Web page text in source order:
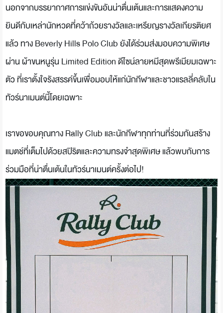
นอกจากบรรยากาศการแข่งขันอันน่าตื่นเต้นและการแสดงความ
ยินดีกับเหล่านักหวดที่คว้าถ้วยรางวัลและเหรียญรางวัลเกียรติยศ
แล้ว ทาง Beverly Hills Polo Club ยังได้ร่วมส่งมอบความพิเศษ
ผ่าน ผ้าขนหนูรุ่น Limited Edition ดีไซน์ลายหมีสุดพรีเมียมเฉพาะ
ตัว ที่เราตั้งใจรังสรรค์ขึ้นเพื่อมอบให้แก่นักกีฬาและชาวแรลลี่คลับใน
ทัวร์นาเมนต์นี้โดยเฉพาะ
เราขอขอบคุณทาง Rally Club และนักกีฬาทุกท่านที่ร่วมกันสร้าง
แมตช์ที่เต็มไปด้วยสปิริตและความทรงจำสุดพิเศษ แล้วพบกับการ
ร่วมมือที่น่าตื่นเต้นในทัวร์นาเมนต์ครั้งต่อไป!